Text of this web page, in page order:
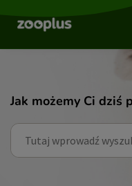
Jak możemy Ci dziś